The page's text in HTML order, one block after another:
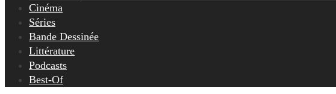
Cinéma
Séries
Bande Dessinée
Littérature
Podcasts
Best-Of